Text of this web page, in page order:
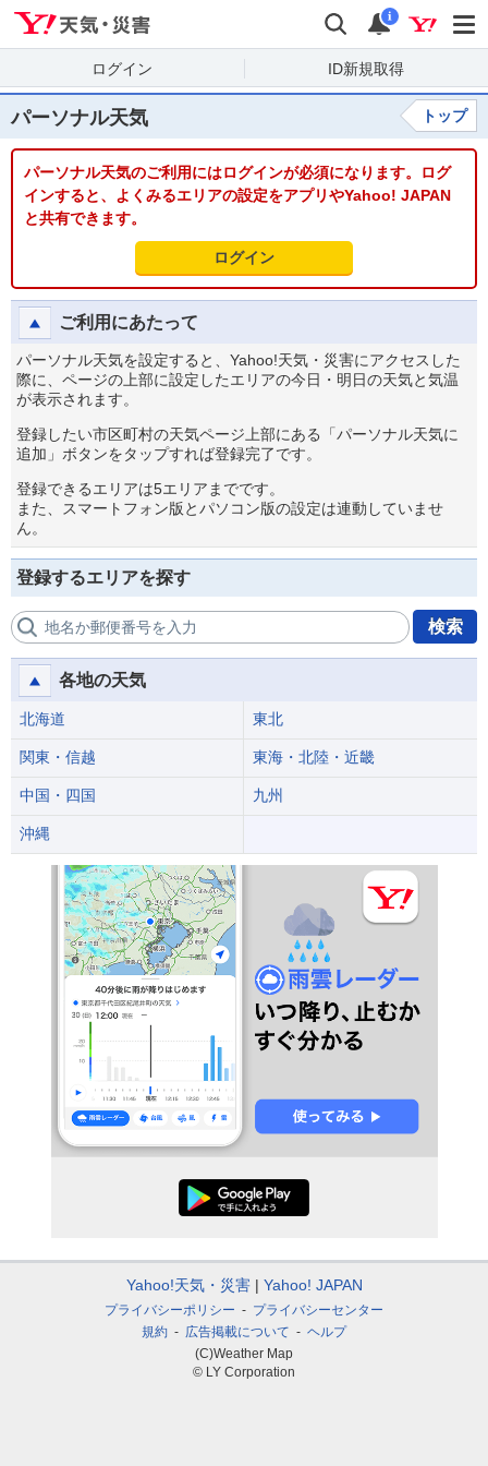
検索 通知
i
ログイン ID新規取得
パーソナル天気 トップ
パーソナル天気のご利用にはログインが必須になります。ログ
インすると、よくみるエリアの設定をアプリやYahoo! JAPAN
と共有できます。
ログイン
ご利用にあたって
パーソナル天気を設定すると、Yahoo!天気・災害にアクセスした
際に、ページの上部に設定したエリアの今日・明日の天気と気温
が表示されます。
登録したい市区町村の天気ページ上部にある「パーソナル天気に
追加」ボタンをタップすれば登録完了です。
登録できるエリアは5エリアまでです。
また、スマートフォン版とパソコン版の設定は連動していませ
ん。
登録するエリアを探す
地名か郵便番号を入力 検索
各地の天気
北海道 東北
関東・信越 東海・北陸・近畿
中国・四国 九州
沖縄
Yahoo!天気・災害 Yahoo! JAPAN
プライバシーポリシー
プライバシーセンター
規約
広告掲載について
ヘルプ
(C)Weather Map
© LY Corporation